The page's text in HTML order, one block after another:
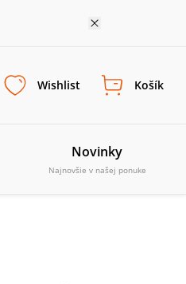
Wishlist Košík
Novinky
Najnovšie v našej ponuke